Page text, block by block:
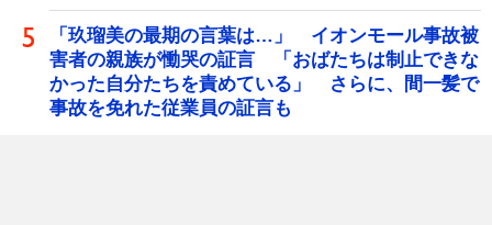
「玖瑠美の最期の言葉は…」 イオンモール事故被
害者の親族が慟哭の証言 「おばたちは制止できな
かった自分たちを責めている」 さらに、間一髪で
事故を免れた従業員の証言も